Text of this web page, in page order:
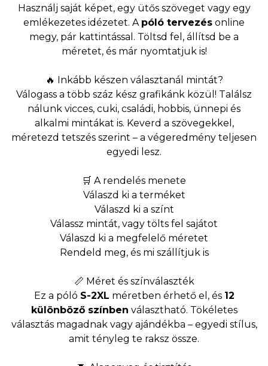
Használj saját képet, egy ütős szöveget vagy egy
emlékezetes idézetet. A póló tervezés online
megy, pár kattintással. Töltsd fel, állítsd be a
méretet, és már nyomtatjuk is!
🔥 Inkább készen választanál mintát?
Válogass a több száz kész grafikánk közül! Találsz
nálunk vicces, cuki, családi, hobbis, ünnepi és
alkalmi mintákat is. Keverd a szövegekkel,
méretezd tetszés szerint – a végeredmény teljesen
egyedi lesz.
🛒 A rendelés menete
Válaszd ki a terméket
Válaszd ki a színt
Válassz mintát, vagy tölts fel sajátot
Válaszd ki a megfelelő méretet
Rendeld meg, és mi szállítjuk is
📏 Méret és színválaszték
Ez a póló S-2XL méretben érhető el, és 12
különböző színben választható. Tökéletes
választás magadnak vagy ajándékba – egyedi stílus,
amit tényleg te raksz össze.